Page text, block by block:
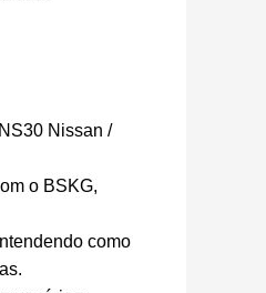
Nissan /
o BSKG,
como